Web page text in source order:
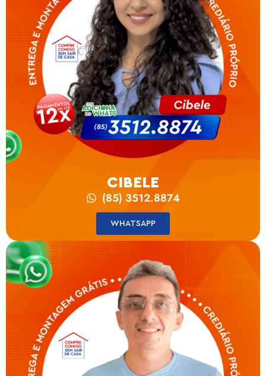
CIBELE
(85) 3512.8874
WHATSAPP